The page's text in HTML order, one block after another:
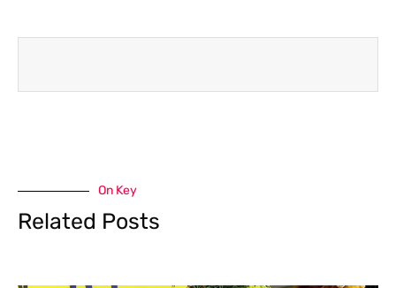
On Key
Related Posts